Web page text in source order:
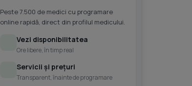
Peste 7.500 de medici cu programare
online rapidă, direct din profilul medicului.
Vezi disponibilitatea
Ore libere, în timp real
Servicii și prețuri
Transparent, înainte de programare